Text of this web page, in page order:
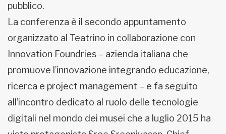
pubblico.
La conferenza è il secondo appuntamento
organizzato al Teatrino in collaborazione con
Innovation Foundries – azienda italiana che
promuove l’innovazione integrando educazione,
ricerca e project management – e fa seguito
all’incontro dedicato al ruolo delle tecnologie
digitali nel mondo dei musei che a luglio 2015 ha